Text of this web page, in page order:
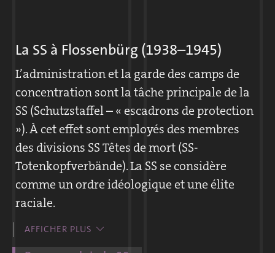
maigre soupe est servie. Les SS infligent des
punitions aux prisonniers, les forçant, dans
un « kommando disciplinaire », à marcher en
rond en portant des pierres des heures
durant.
Peu de déportés y survivront. Après le travail,
les prisonniers doivent ramener les morts au
camp.
plus importante entreprise économique de
La SS à Flossenbürg (1938–1945)
L’administration et la garde des camps de
concentration sont la tâche principale de la
SS (Schutzstaffel – « escadrons de protection
»). À cet effet sont employés des membres
des divisions SS Têtes de mort (SS-
Totenkopfverbände). La SS se considère
comme un ordre idéologique et une élite
raciale.
Le Reichsführer (chef suprême de la SS)
Heinrich Himmler fera de la SS une
AFFICHER PLUS